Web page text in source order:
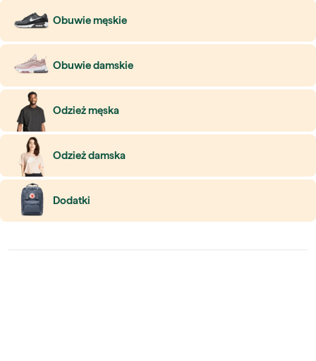
Obuwie męskie
Obuwie damskie
Odzież męska
Odzież damska
Dodatki